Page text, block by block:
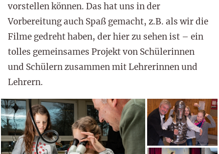
vorstellen können. Das hat uns in der
Vorbereitung auch Spaß gemacht, z.B. als wir die
Filme gedreht haben, der hier zu sehen ist – ein
tolles gemeinsames Projekt von Schülerinnen
und Schülern zusammen mit Lehrerinnen und
Lehrern.